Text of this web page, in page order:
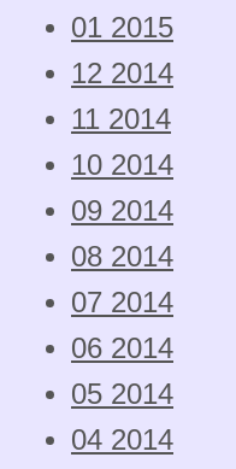
01 2015
12 2014
11 2014
10 2014
09 2014
08 2014
07 2014
06 2014
05 2014
04 2014